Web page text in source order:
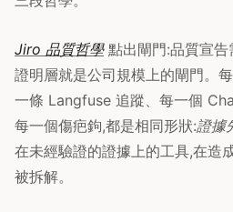
Jiro 品質哲學點出閘門:品質宣告
證明層就是公司規模上的閘門。
一條 Langfuse 追蹤、每一個
每一個傷疤鉤,都是相同形狀:證據
在未經驗證的證據上的工具,在造
被拆解。